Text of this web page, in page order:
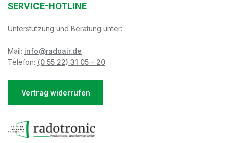
SERVICE-HOTLINE
Unterstützung und Beratung unter:
Mail: info@radoair.de
Telefon: (0 55 22) 31 05 - 20
Vertrag widerrufen